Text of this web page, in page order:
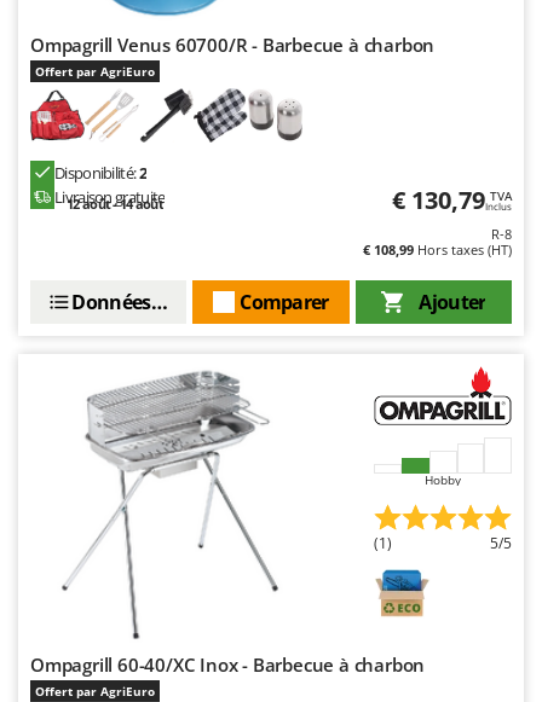
Ompagrill Venus 60700/R - Barbecue à charbon
Offert par AgriEuro
Disponibilité:2
Livraison gratuite
12 août - 14 août € 130,79 TVA
Inclus
R-8
€ 108,99 Hors taxes (HT)
Ajouter
Comparer
Données techniques
Hobby
(1) 5/5
Ompagrill 60-40/XC Inox - Barbecue à charbon
Offert par AgriEuro